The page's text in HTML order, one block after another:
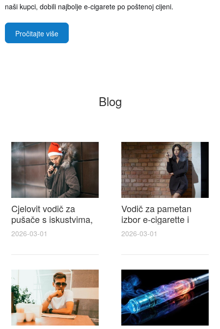
naši kupci, dobili najbolje e-cigarete po poštenoj cijeni.
Pročitajte više
Blog
Cjelovit vodič za
pušače s iskustvima,
recenzijama i
cigarette na e cigareta
2026-03-01
Vodič za pametan
izbor e-cigarette i
savjeti kako postići
elektronske cigarete
2026-03-01